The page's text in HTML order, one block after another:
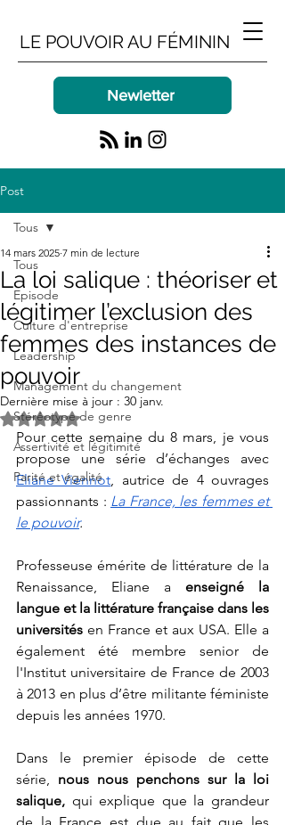
LE POUVOIR AU FÉMININ
Newletter
Post
Tous
Episode
Culture d'entreprise
Leadership
Management du changement
Stéréotype de genre
Assertivité et légitimité
Parité et égalité
Tous
La loi salique : théoriser et
légitimer l’exclusion des
femmes des instances de
pouvoir
14 mars 2025 7 min de lecture
Dernière mise à jour : 30 janv.
Noté NaN étoiles sur 5.
Pour cette semaine du 8 mars, je vous
Eliane Viennot, autrice de 4 ouvrages
passionnants : La France, les femmes et
le pouvoir.
Professeuse émérite de littérature de la
Renaissance, Eliane a enseigné la
langue et la littérature française dans les
universités en France et aux USA. Elle a
également été membre senior de
l'Institut universitaire de France de 2003
à 2013 en plus d’être militante féministe
depuis les années 1970.
Dans le premier épisode de cette
série, nous nous penchons sur la loi
salique, qui explique que la grandeur